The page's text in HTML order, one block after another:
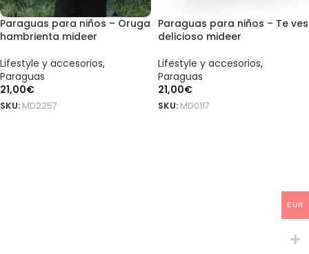
Paraguas para niños – Oruga
hambrienta mideer
Lifestyle y accesorios,
Paraguas
21,00€
SKU: MD2257
Paraguas para niños – Te ves
delicioso mideer
Lifestyle y accesorios,
Paraguas
21,00€
SKU: MD0117
EUR